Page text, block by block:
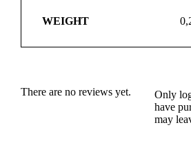
WEIGHT
There are no reviews yet.
Only
have
may